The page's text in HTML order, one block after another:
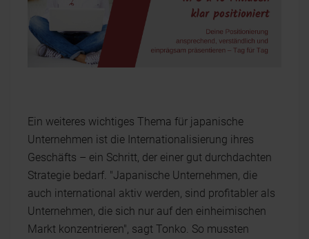
Ein weiteres wichtiges Thema für japanische
Unternehmen ist die Internationalisierung ihres
Geschäfts – ein Schritt, der einer gut durchdachten
Strategie bedarf. "Japanische Unternehmen, die
auch international aktiv werden, sind profitabler als
Unternehmen, die sich nur auf den einheimischen
Markt konzentrieren", sagt Tonko. So mussten